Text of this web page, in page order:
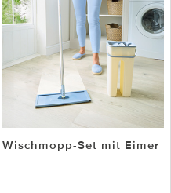
Wischmopp-Set mit Eimer